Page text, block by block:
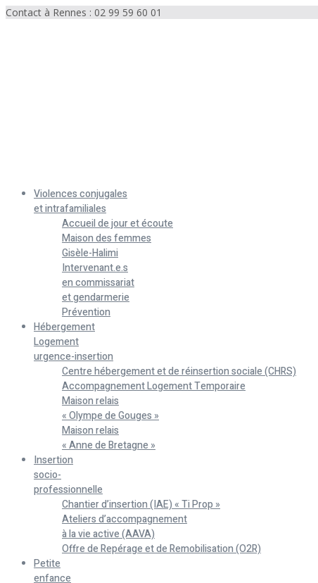
Contact à Rennes : 02 99 59 60 01
Violences conjugales
et intrafamiliales
Accueil de jour et écoute
Maison des femmes
Gisèle-Halimi
Intervenant.e.s
en commissariat
et gendarmerie
Prévention
Hébergement
Logement
urgence-insertion
Centre hébergement et de réinsertion sociale (CHRS)
Accompagnement Logement Temporaire
Maison relais
« Olympe de Gouges »
Maison relais
« Anne de Bretagne »
Insertion
socio-
professionnelle
Chantier d’insertion (IAE) « Ti Prop »
Ateliers d’accompagnement
à la vie active (AAVA)
Offre de Repérage et de Remobilisation (O2R)
Petite
enfance